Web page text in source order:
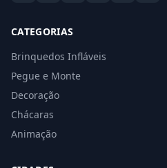
CATEGORIAS
Brinquedos Infláveis
Pegue e Monte
Decoração
Chácaras
Animação